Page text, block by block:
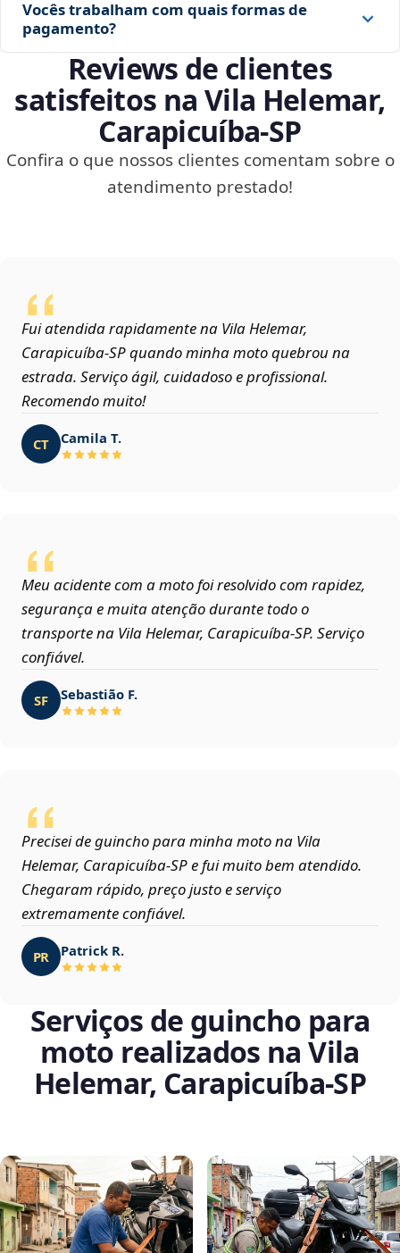
Vocês trabalham com quais formas de
pagamento?
Reviews de clientes
satisfeitos na Vila Helemar,
Carapicuíba‑SP
Confira o que nossos clientes comentam sobre o
atendimento prestado!
Fui atendida rapidamente na Vila Helemar,
Carapicuíba‑SP quando minha moto quebrou na
estrada. Serviço ágil, cuidadoso e profissional.
Recomendo muito!
CT Camila T.
Meu acidente com a moto foi resolvido com rapidez,
segurança e muita atenção durante todo o
transporte na Vila Helemar, Carapicuíba‑SP. Serviço
confiável.
SF Sebastião F.
Precisei de guincho para minha moto na Vila
Helemar, Carapicuíba‑SP e fui muito bem atendido.
Chegaram rápido, preço justo e serviço
extremamente confiável.
PR Patrick R.
Serviços de guincho para
moto realizados na Vila
Helemar, Carapicuíba‑SP